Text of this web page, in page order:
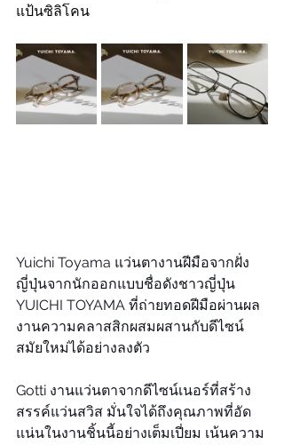
แป้นซิลิโคน
Yuichi Toyama แว่นตางานฝีมือจากฝั่ง
ญี่ปุ่นจากนักออกแบบชื่อดังชาวญี่ปุ่น
YUICHI TOYAMA ที่ถ่ายทอดฝีมือผ่านผล
งานความคลาสสิกผสมผสานกับดีไซน์
สมัยใหม่ได้อย่างลงตัว
Gotti งานแว่นตาจากดีไซน์เนอร์ที่สร้าง
สรรค์แว่นสวิส มั่นใจได้ถึงคุณภาพที่อัด
แน่นในงานชิ้นนี้อย่างเต็มเปี่ยม เน้นความ